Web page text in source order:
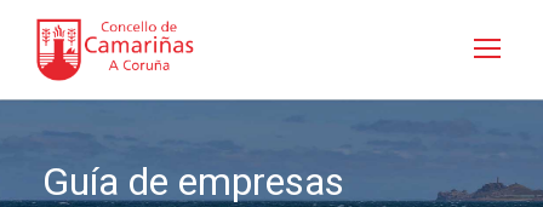
Guía de empresas